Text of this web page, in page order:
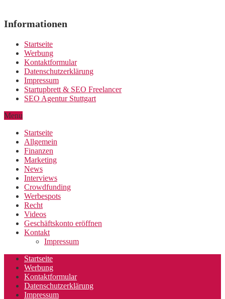
Informationen
Startseite
Werbung
Kontaktformular
Datenschutzerklärung
Impressum
Startupbrett & SEO Freelancer
SEO Agentur Stuttgart
Menu
Startseite
Allgemein
Finanzen
Marketing
News
Interviews
Crowdfunding
Werbespots
Recht
Videos
Geschäftskonto eröffnen
Kontakt
Impressum
Startseite
Werbung
Kontaktformular
Datenschutzerklärung
Impressum